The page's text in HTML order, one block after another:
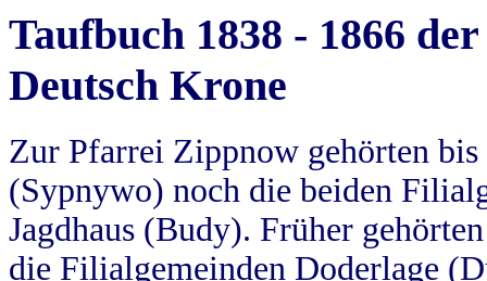
Taufbuch 1838 - 1866
Deutsch Krone
Zur Pfarrei Zippnow gehörten
(Sypnywo) noch die beiden
Jagdhaus (Budy). Früher
die Filialgemeinden Doderlage